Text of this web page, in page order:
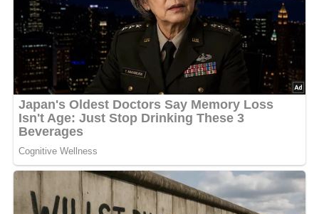
Frische sorgen.
Zubereitungszeit:ca.
25 Minuten
Kalorien pro Portion:
190 kcal